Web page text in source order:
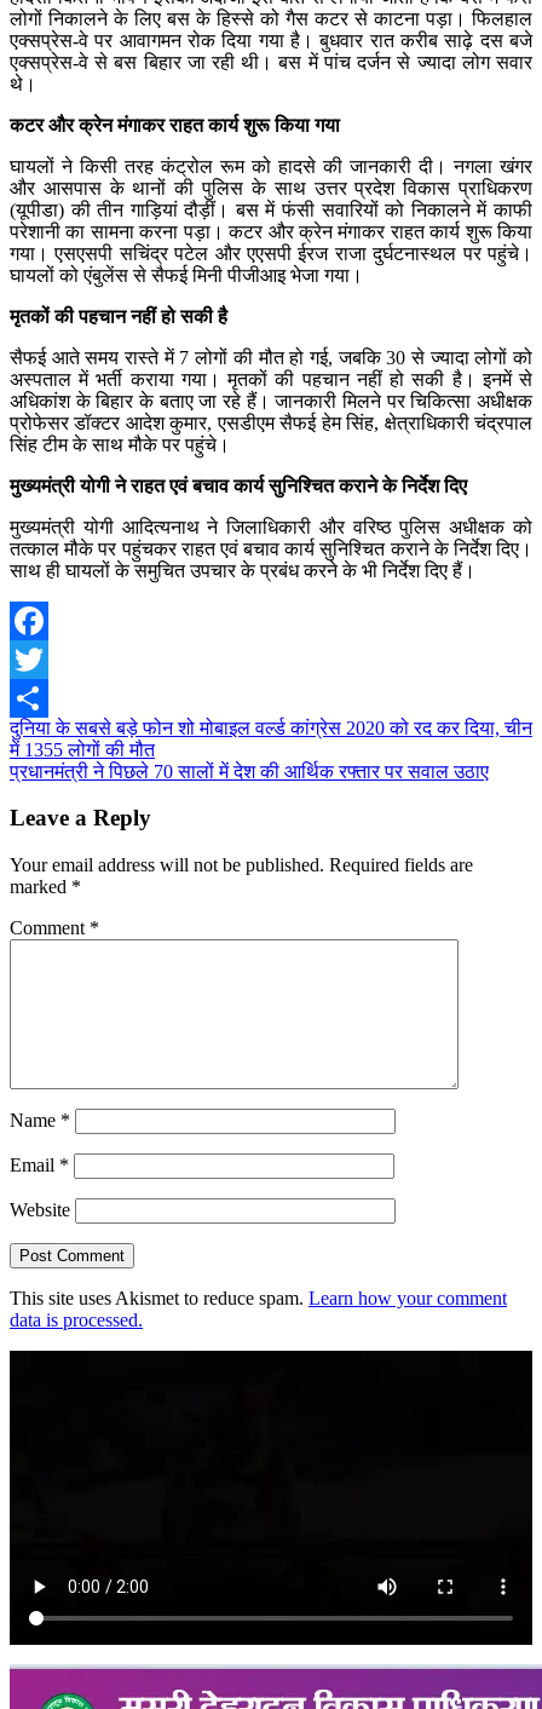
लोगों निकालने के लिए बस के हिस्से को गैस कटर से काटना पड़ा। फिलहाल
एक्सप्रेस-वे पर आवागमन रोक दिया गया है। बुधवार रात करीब साढ़े दस बजे
एक्सप्रेस-वे से बस बिहार जा रही थी। बस में पांच दर्जन से ज्यादा लोग सवार
थे।
कटर और क्रेन मंगाकर राहत कार्य शुरू किया गया
घायलों ने किसी तरह कंट्रोल रूम को हादसे की जानकारी दी। नगला खंगर
और आसपास के थानों की पुलिस के साथ उत्तर प्रदेश विकास प्राधिकरण
(यूपीडा) की तीन गाड़ियां दौड़ीं। बस में फंसी सवारियों को निकालने में काफी
परेशानी का सामना करना पड़ा। कटर और क्रेन मंगाकर राहत कार्य शुरू किया
गया। एसएसपी सचिंद्र पटेल और एएसपी ईरज राजा दुर्घटनास्थल पर पहुंचे।
घायलों को एंबुलेंस से सैफई मिनी पीजीआइ भेजा गया।
मृतकों की पहचान नहीं हो सकी है
सैफई आते समय रास्ते में 7 लोगों की मौत हो गई, जबकि 30 से ज्यादा लोगों को
अस्पताल में भर्ती कराया गया। मृतकों की पहचान नहीं हो सकी है। इनमें से
अधिकांश के बिहार के बताए जा रहे हैं। जानकारी मिलने पर चिकित्सा अधीक्षक
प्रोफेसर डॉक्टर आदेश कुमार, एसडीएम सैफई हेम सिंह, क्षेत्राधिकारी चंद्रपाल
सिंह टीम के साथ मौके पर पहुंचे।
मुख्यमंत्री योगी ने राहत एवं बचाव कार्य सुनिश्चित कराने के निर्देश दिए
मुख्यमंत्री योगी आदित्यनाथ ने जिलाधिकारी और वरिष्ठ पुलिस अधीक्षक को
तत्काल मौके पर पहुंचकर राहत एवं बचाव कार्य सुनिश्चित कराने के निर्देश दिए।
साथ ही घायलों के समुचित उपचार के प्रबंध करने के भी निर्देश दिए हैं।
Facebook
Twitter
Share
Post
navigation
दुनिया के सबसे बड़े फोन शो मोबाइल वर्ल्ड कांग्रेस 2020 को रद कर दिया, चीन
में 1355 लोगों की मौत
प्रधानमंत्री ने पिछले 70 सालों में देश की आर्थिक रफ्तार पर सवाल उठाए
Leave a Reply
Your email address will not be published. Required fields are
marked *
Comment *
Name *
Email *
Website
This site uses Akismet to reduce spam. Learn how your comment
data is processed.